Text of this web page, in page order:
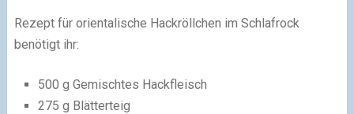
Rezept für orientalische Hackröllchen im Schlafrock
benötigt ihr:
500 g Gemischtes Hackfleisch
275 g Blätterteig